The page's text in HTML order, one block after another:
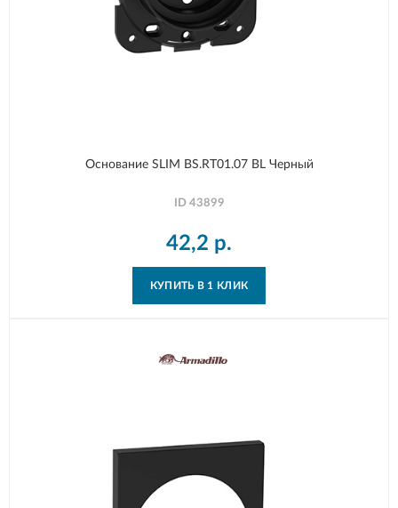
Основание SLIM BS.RT01.07 BL Черный
ID 43899
42,2 р.
КУПИТЬ В 1 КЛИК